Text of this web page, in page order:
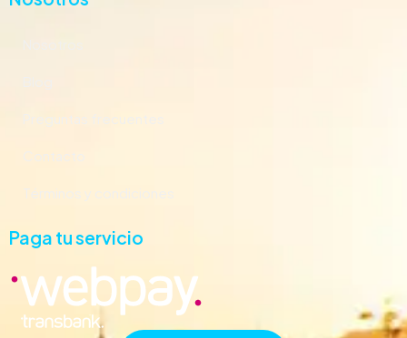
Preguntas frecuentes
Contacto
Términos y condiciones
Paga tu servicio